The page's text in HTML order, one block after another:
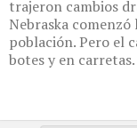
trajeron cambios
Nebraska comenzó
población. Pero el
botes y en carretas.